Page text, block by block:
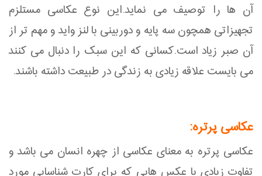
آن ها را توصیف می نماید.این نوع عکاسی مستلزم
تجهیزاتی همچون سه پایه و دوربینی با لنز واید و مهم تر از
آن صبر زیاد است.کسانی که این سبک را دنبال می کنند
می بایست علاقه زیادی به زندگی در طبیعت داشته باشند.
عکاسی پرتره:
عکاسی پرتره به معنای عکاسی از چهره انسان می باشد و
تفاوت زیادی با عکس هایی که برای کارت شناسایی مورد